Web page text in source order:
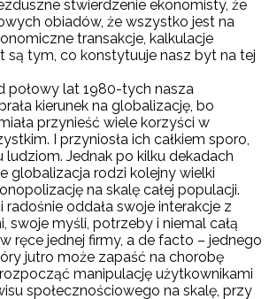
stwierdzenie ekonomisty, że
obiadów, że wszystko jest na
transakcje, kalkulacje
są tym, co konstytuuje nasz byt na tej
połowy lat 1980-tych nasza
kierunek na globalizację, bo
przynieść wiele korzyści w
I przyniosła ich całkiem sporo,
ludziom. Jednak po kilku dekadach
globalizacja rodzi kolejny wielki
na skalę całej populacji.
oddała swoje interakcje z
swoje myśli, potrzeby i niemal całą
ręce jednej firmy, a de facto – jednego
jutro może zapaść na chorobę
manipulację użytkownikami
społecznościowego na skalę, przy